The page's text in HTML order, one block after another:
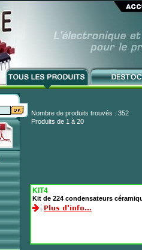
Nombre de produits trouvés : 352
Produits de 1 à 20
KIT4
Kit de 224 condensateurs